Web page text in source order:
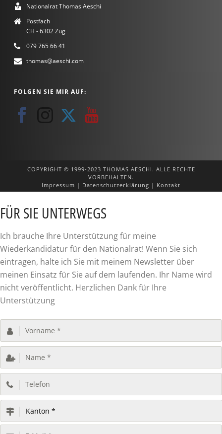
Nationalrat Thomas Aeschi
Postfach
CH - 6302 Zug
079 765 66 41
thomas@aeschi.com
FOLGEN SIE MIR AUF:
COPYRIGHT © 1999-2023 THOMAS AESCHI. ALLE RECHTE
VORBEHALTEN.
Impressum | Datenschutzerklärung | Kontakt
FÜR SIE UNTERWEGS
Ich brauche Ihre Unterstützung für meine
Wiederkandidatur für den Nationalrat! Wenn Sie sich
eintragen, halte ich Sie mit meinem Newsletter über
meinen Einsatz für Sie auf dem laufenden. Ihr Name wird
nicht veröffentlicht. Herzlichen Dank für Ihre
Unterstützung